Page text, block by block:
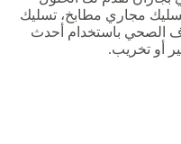
مجاري مطابخ، تسليك
الصحي باستخدام أحدث
أو تخريب.